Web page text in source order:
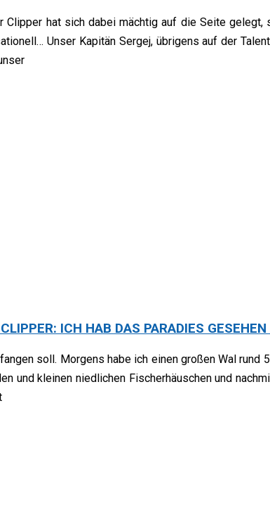
hat sich dabei mächtig auf die Seite
Unser Kapitän Sergej, übrigens auf der
ICH HAB DAS PARADIES
soll. Morgens habe ich einen großen Wal
und kleinen niedlichen Fischerhäuschen und